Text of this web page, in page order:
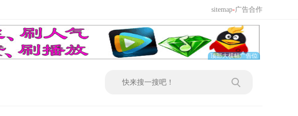
sitemap-广告合作